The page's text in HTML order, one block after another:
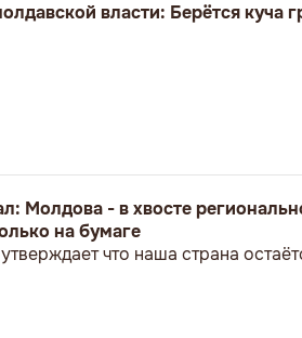
власти: Берётся куча
Молдова - в хвосте
на бумаге
что наша страна